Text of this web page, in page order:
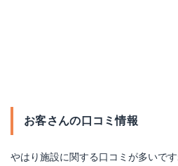
お客さんの口コミ情報
やはり施設に関する口コミが多いで